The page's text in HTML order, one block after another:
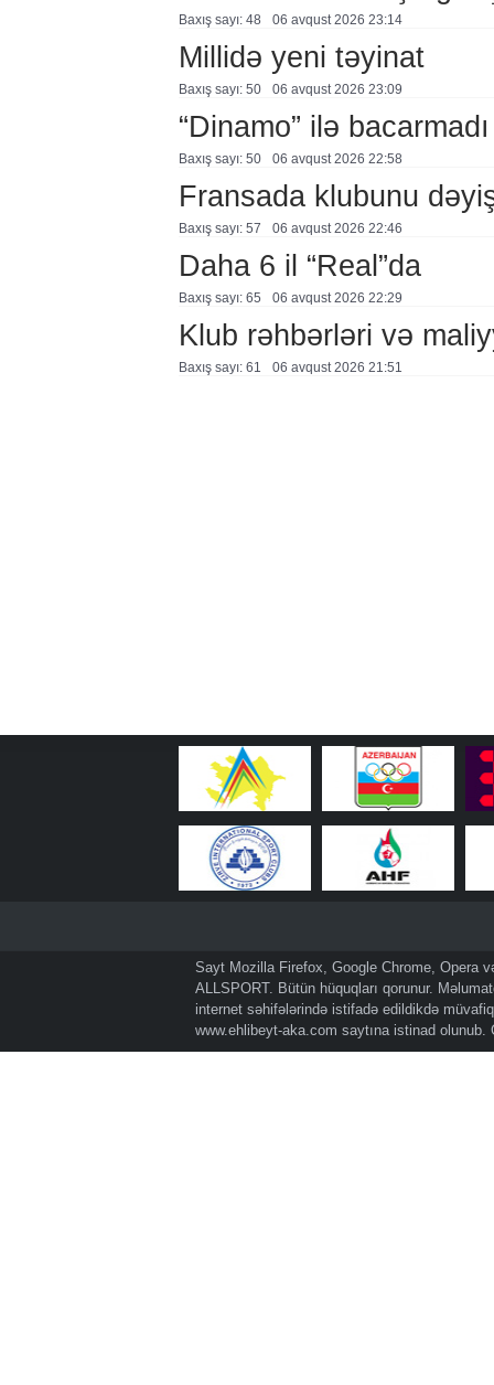
Baxış sayı: 48 06 avqust 2026 23:14
Millidə yeni təyinat
Baxış sayı: 50 06 avqust 2026 23:09
“Dinamo” ilə bacarmadı
Baxış sayı: 50 06 avqust 2026 22:58
Fransada klubunu
Baxış sayı: 57 06 avqust 2026 22:46
Daha 6 il “Real”da
Baxış sayı: 65 06 avqust 2026 22:29
Klub rəhbərləri və
Baxış sayı: 61 06 avqust 2026 21:51
Sayt Mozilla Firefox, Google Chrome, Opera
ALLSPORT. Bütün hüquqları qorunur.
internet səhifələrində istifadə edildikdə
www.ehlibeyt-aka.com saytına istinad olunub.